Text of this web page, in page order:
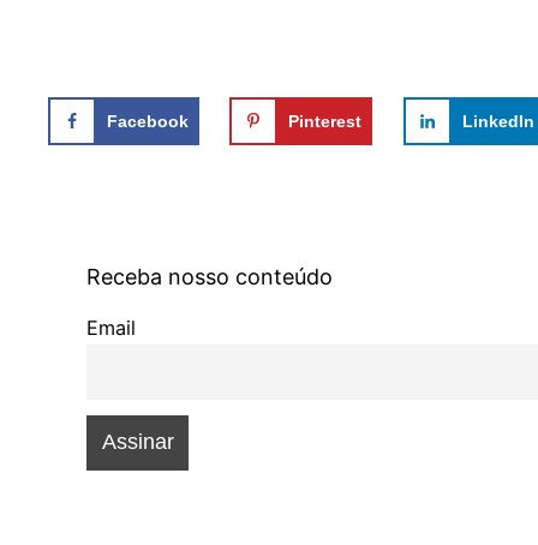
Facebook Pinterest LinkedIn
Receba nosso conteúdo
Email